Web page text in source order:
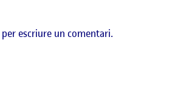
per escriure un comentari.